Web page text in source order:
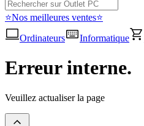
⭐Nos meilleures ventes⭐
Ordinateurs
Informatique
Erreur interne.
Veuillez actualiser la page